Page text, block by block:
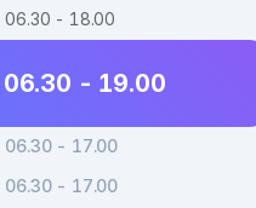
06.30 - 18.00
06.30 - 19.00
06.30 - 17.00
06.30 - 17.00